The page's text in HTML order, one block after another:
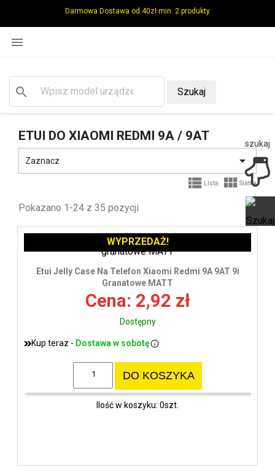
Darmowa Dostawa od 40zł min. 2 produkty

search Szukaj
ETUI DO XIAOMI REDMI 9A / 9AT
Zaznacz 
 Lista  Siatka
Pokazano 1-24 z 35 pozycji
Etui Jelly Case Na Telefon Xiaomi Redmi 9A 9AT 9i
Granatowe MATT
Cena: 2,92 zł
Dostępny
Kup teraz - Dostawa w sobotę
DO KOSZYKA
Ilość w koszyku: 0szt.
WYPRZEDAŻ!
szukaj